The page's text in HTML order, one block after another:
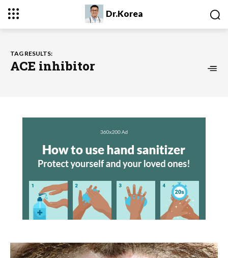
Dr.Korea
TAG RESULTS:
ACE inhibitor